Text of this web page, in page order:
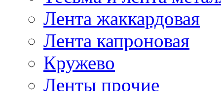
Лента жаккардовая
Лента капроновая
Кружево
Ленты прочие